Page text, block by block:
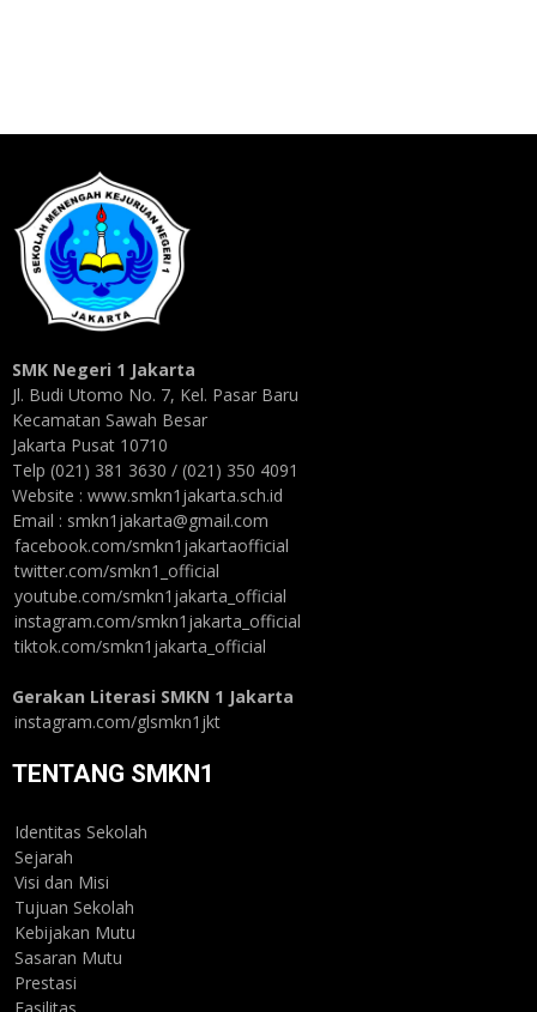
SMK Negeri 1 Jakarta
Jl. Budi Utomo No. 7, Kel. Pasar Baru
Kecamatan Sawah Besar
Jakarta Pusat 10710
Telp (021) 381 3630 / (021) 350 4091
Website : www.smkn1jakarta.sch.id
Email : smkn1jakarta@gmail.com
facebook.com/smkn1jakartaofficial
twitter.com/smkn1_official
youtube.com/smkn1jakarta_official
instagram.com/smkn1jakarta_official
tiktok.com/smkn1jakarta_official
Gerakan Literasi SMKN 1 Jakarta
instagram.com/glsmkn1jkt
TENTANG SMKN1
Identitas Sekolah
Sejarah
Visi dan Misi
Tujuan Sekolah
Kebijakan Mutu
Sasaran Mutu
Prestasi